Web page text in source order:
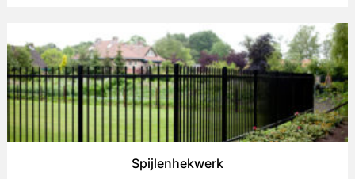
Spijlenhekwerk